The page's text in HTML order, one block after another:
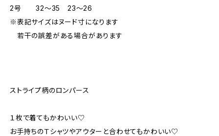
2号 32～35 23～26
※表記サイズはヌード寸になります
若干の誤差がある場合があります
ストライプ柄のロンパース
１枚で着てもかわいい♡
お手持ちのＴシャツやアウターと合わせてもかわいい♡